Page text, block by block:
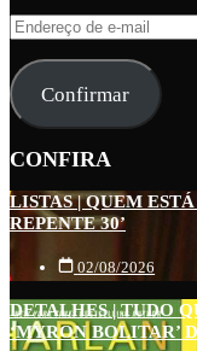
Endereço
e-
mail
Confirmar
CONFIRA
LISTAS | QUEM
REPENTE 30’
02/08/2026
DETALHES | TUDO
‘MYRON BOLITAR’